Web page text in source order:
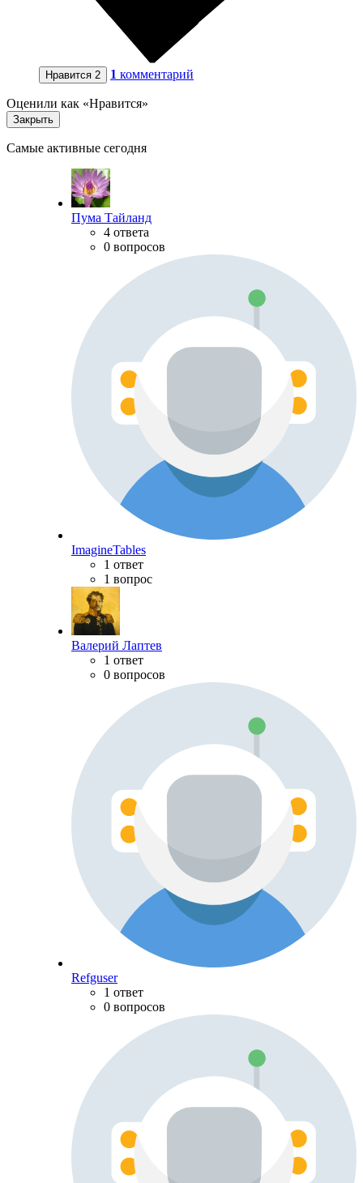
Нравится 2 1 комментарий
Оценили как «Нравится»
Закрыть
Самые активные сегодня
Пума Тайланд
4 ответа
0 вопросов
ImagineTables
1 ответ
1 вопрос
Валерий Лаптев
1 ответ
0 вопросов
Refguser
1 ответ
0 вопросов